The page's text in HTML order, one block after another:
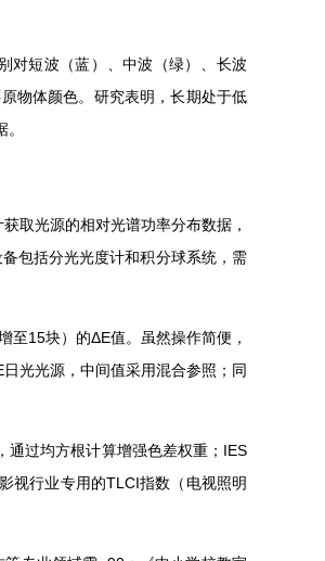
（蓝）、中波（绿）、长波
体颜色。研究表明，长期处于低
光源的相对光谱功率分布数据，
括分光光度计和积分球系统，需
）的ΔE值。虽然操作简便，
光源，中间值采用混合参照；同
过均方根计算增强色差权重；IES
视行业专用的TLCI指数（电视照明